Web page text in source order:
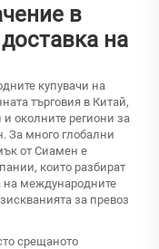
в
на
купувачи на
търговия в Китай,
околните региони за
За много глобални
от Сиамен е
които разбират
на международните
за превоз
срещаното